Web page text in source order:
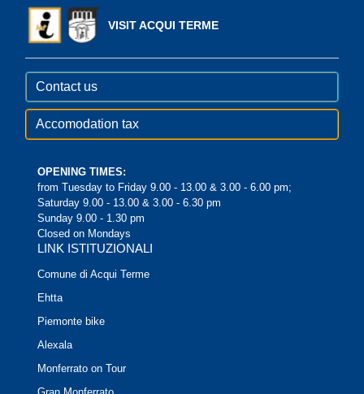
VISIT ACQUI TERME
Contact us
Accomodation tax
OPENING TIMES:
from Tuesday to Friday 9.00 - 13.00 & 3.00 - 6.00 pm;
Saturday 9.00 - 13.00 & 3.00 - 6.30 pm
Sunday 9.00 - 1.30 pm
Closed on Mondays
LINK ISTITUZIONALI
Comune di Acqui Terme
Ehtta
Piemonte bike
Alexala
Monferrato on Tour